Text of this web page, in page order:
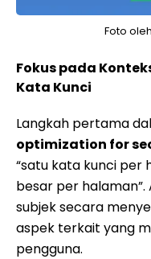
Foto oleh
Fokus pada
Kata Kunci
Langkah pertama
optimization for
“satu kata kunci per
besar per
subjek secara
aspek terkait yang
pengguna.